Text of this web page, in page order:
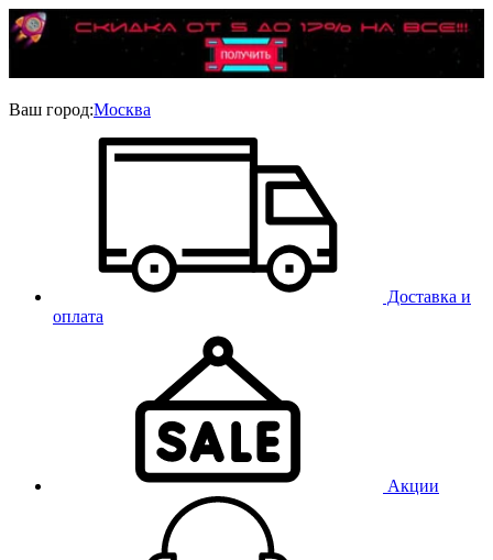
Ваш город:Москва
Доставка и
оплата
Акции